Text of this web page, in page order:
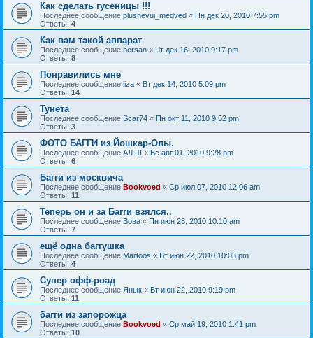
Как сделать гусеницы !!!
Последнее сообщение plushevui_medved « Пн дек 20, 2010 7:55 pm
Ответы: 4
Как вам такой аппарат
Последнее сообщение bersan « Чт дек 16, 2010 9:17 pm
Ответы: 8
Понравились мне
Последнее сообщение liza « Вт дек 14, 2010 5:09 pm
Ответы: 14
Тунета
Последнее сообщение Scar74 « Пн окт 11, 2010 9:52 pm
Ответы: 3
ФОТО БАГГИ из Йошкар-Олы.
Последнее сообщение АЛ Ш « Вс авг 01, 2010 9:28 pm
Ответы: 6
Багги из москвича
Последнее сообщение Bookvoed « Ср июл 07, 2010 12:06 am
Ответы: 11
Теперь он и за Багги взялся..
Последнее сообщение Вова « Пн июн 28, 2010 10:10 am
Ответы: 7
ещё одна баггушка
Последнее сообщение Martoos « Вт июн 22, 2010 10:03 pm
Ответы: 4
Супер офф-роад
Последнее сообщение Янык « Вт июн 22, 2010 9:19 pm
Ответы: 11
багги из запорожца
Последнее сообщение Bookvoed « Ср май 19, 2010 1:41 pm
Ответы: 10